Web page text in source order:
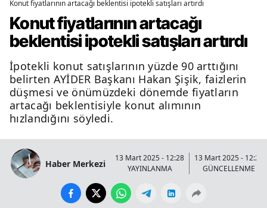
Konut fiyatlarının artacağı beklentisi ipotekli satışları artırdı
Konut fiyatlarının artacağı
beklentisi ipotekli satışları artırdı
İpotekli konut satışlarının yüzde 90 arttığını
belirten AYİDER Başkanı Hakan Şişik, faizlerin
düşmesi ve önümüzdeki dönemde fiyatların
artacağı beklentisiyle konut alımının
hızlandığını söyledi.
Haber Merkezi
13 Mart 2025 - 12:28
YAYINLANMA
13 Mart 2025 - 12:29
GÜNCELLENME